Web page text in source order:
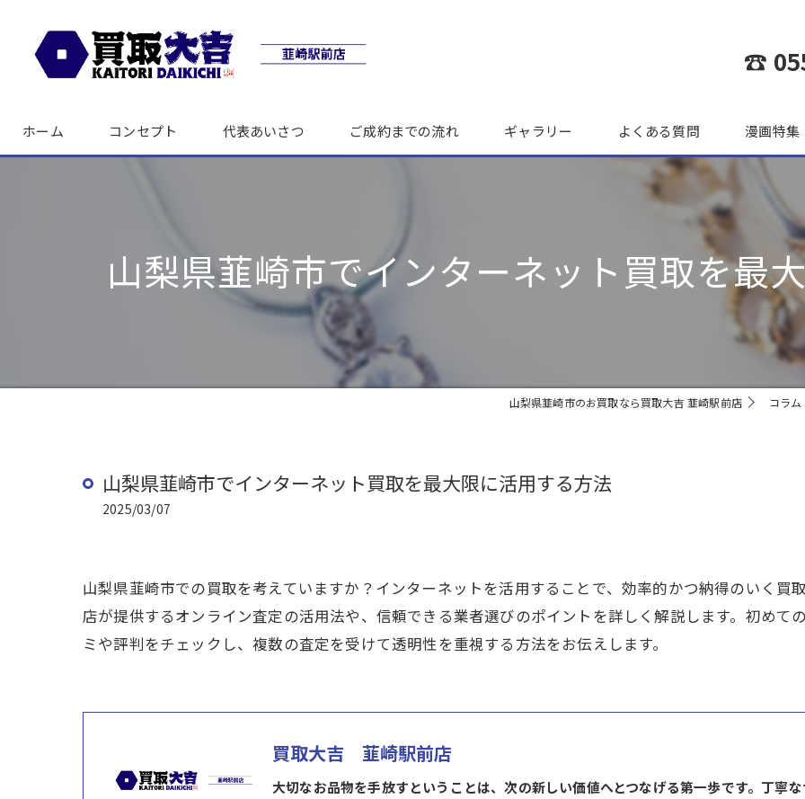
☎
ホーム コンセプト 代表あいさつ ご成約までの流れ ギャラリー よくある質問 漫画特集
山梨県韮崎市でインターネット買取を最
山梨県韮崎市のお買取なら買取大吉 韮崎駅前店 コラム
山梨県韮崎市でインターネット買取を最大限に活用する方法
2025/03/07
山梨県韮崎市での買取を考えていますか？インターネットを活用することで、効率的かつ納得のいく買
店が提供するオンライン査定の活用法や、信頼できる業者選びのポイントを詳しく解説します。初めて
ミや評判をチェックし、複数の査定を受けて透明性を重視する方法をお伝えします。
買取大吉 韮崎駅前店
大切なお品物を手放すということは、次の新しい価値へとつなげる第一歩です。丁寧